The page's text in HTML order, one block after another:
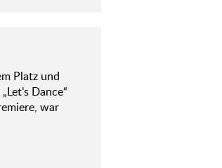
Platz und
Dance“
war